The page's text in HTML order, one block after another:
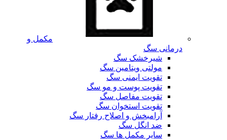
مکمل و
درمانی سگ
شیرخشک سگ
مولتی ویتامین سگ
تقویت ایمنی سگ
تقویت پوست و مو سگ
تقویت مفاصل سگ
تقویت استخوان سگ
آرامبخش و اصلاح رفتار سگ
ضد انگل سگ
سایر مکمل ها سگ